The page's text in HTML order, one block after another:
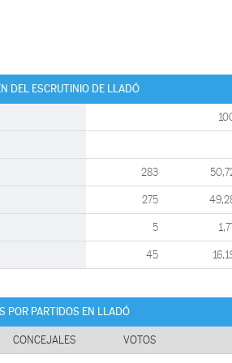
DEL ESCRUTINIO DE LLADÓ
283
275
5
45
POR PARTIDOS EN LLADÓ
CONCEJALES VOTOS